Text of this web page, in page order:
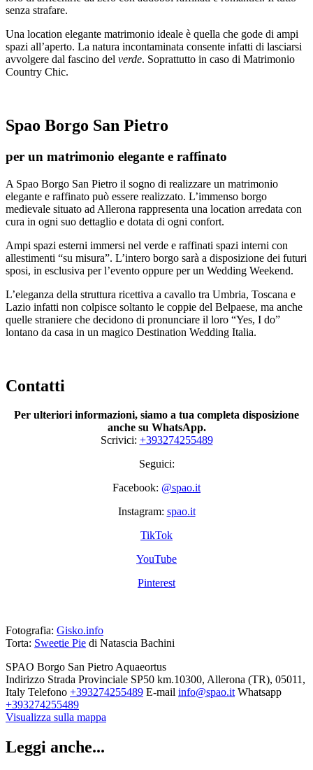
senza strafare.
Una location elegante matrimonio ideale è quella che gode di ampi
spazi all’aperto. La natura incontaminata consente infatti di lasciarsi
avvolgere dal fascino del verde. Soprattutto in caso di Matrimonio
Country Chic.
Spao Borgo San Pietro
per un matrimonio elegante e raffinato
A Spao Borgo San Pietro il sogno di realizzare un matrimonio
elegante e raffinato può essere realizzato. L’immenso borgo
medievale situato ad Allerona rappresenta una location arredata con
cura in ogni suo dettaglio e dotata di ogni confort.
Ampi spazi esterni immersi nel verde e raffinati spazi interni con
allestimenti “su misura”. L’intero borgo sarà a disposizione dei futuri
sposi, in esclusiva per l’evento oppure per un Wedding Weekend.
L’eleganza della struttura ricettiva a cavallo tra Umbria, Toscana e
Lazio infatti non colpisce soltanto le coppie del Belpaese, ma anche
quelle straniere che decidono di pronunciare il loro “Yes, I do”
lontano da casa in un magico Destination Wedding Italia.
Contatti
Per ulteriori informazioni, siamo a tua completa disposizione
anche su WhatsApp.
Scrivici: +393274255489
Seguici:
Facebook: @spao.it
Instagram: spao.it
TikTok
YouTube
Pinterest
Fotografia: Gisko.info
Torta: Sweetie Pie di Natascia Bachini
SPAO Borgo San Pietro Aquaeortus
Indirizzo Strada Provinciale SP50 km.10300, Allerona (TR), 05011,
Italy Telefono +393274255489 E-mail info@spao.it Whatsapp
+393274255489
Visualizza sulla mappa
Leggi anche...